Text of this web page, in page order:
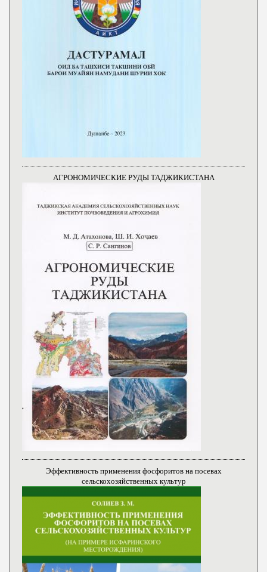
АГРОНОМИЧЕСКИЕ РУДЫ ТАДЖИКИСТАНА
Эффективность применения фосфоритов на посевах
сельскохозяйственных культур